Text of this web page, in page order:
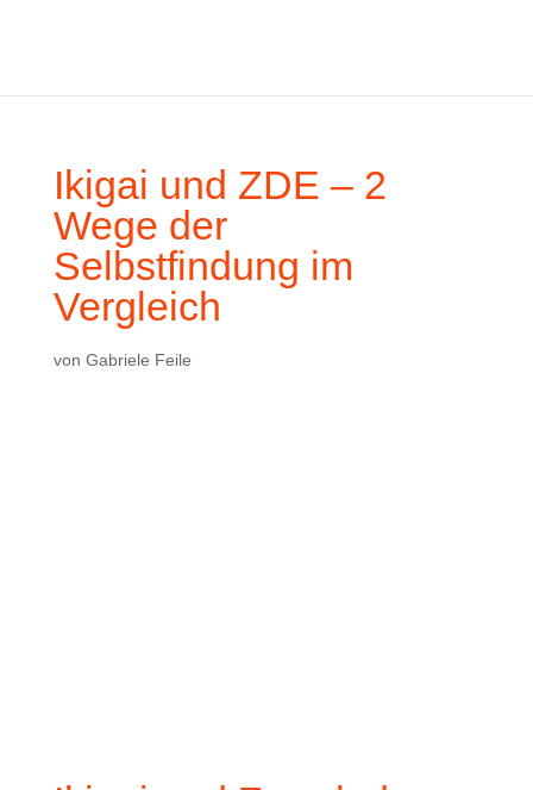
Ikigai und ZDE – 2
Wege der
Selbstfindung im
Vergleich
von Gabriele Feile